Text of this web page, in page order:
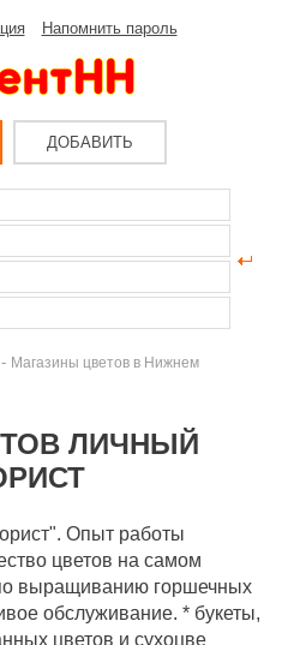
Напомнить пароль
ДОБАВИТЬ
- Магазины цветов в Нижнем
ЛИЧНЫЙ
Опыт работы
цветов на самом
выращиванию горшечных
обслуживание. * букеты,
цветов и сухоцве